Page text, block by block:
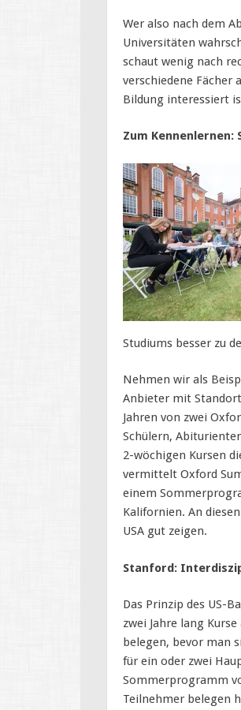
Wer also nach dem
Universitäten
schaut wenig nach
verschiedene
Bildung interessiert
Zum Kennenlernen:
Studiums besser zu
Nehmen wir als
Anbieter mit
Jahren von zwei
Schülern,
2-wöchigen Kursen
vermittelt Oxford
einem
Kalifornien. An
USA gut zeigen.
Stanford:
Das Prinzip des US-
zwei Jahre lang
belegen, bevor man
für ein oder zwei
Sommerprogramm
Teilnehmer belegen